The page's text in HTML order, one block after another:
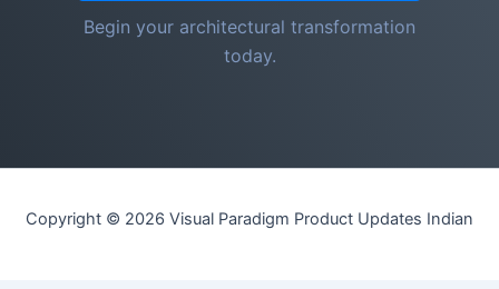
Begin your architectural transformation
today.
Copyright © 2026 Visual Paradigm Product Updates Indian